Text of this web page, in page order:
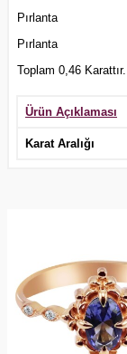
Pırlanta
Pırlanta
Toplam 0,46 Karattır.
Ürün Açıklaması
Karat Aralığı